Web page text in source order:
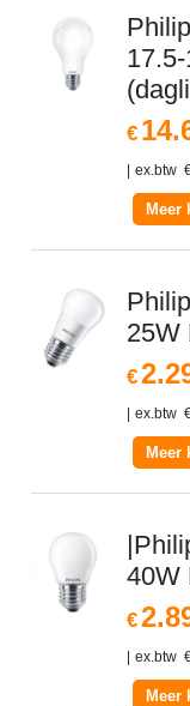
€
ex.btw
Meer
25W
€
ex.btw
Meer
40W
€
ex.btw
Meer